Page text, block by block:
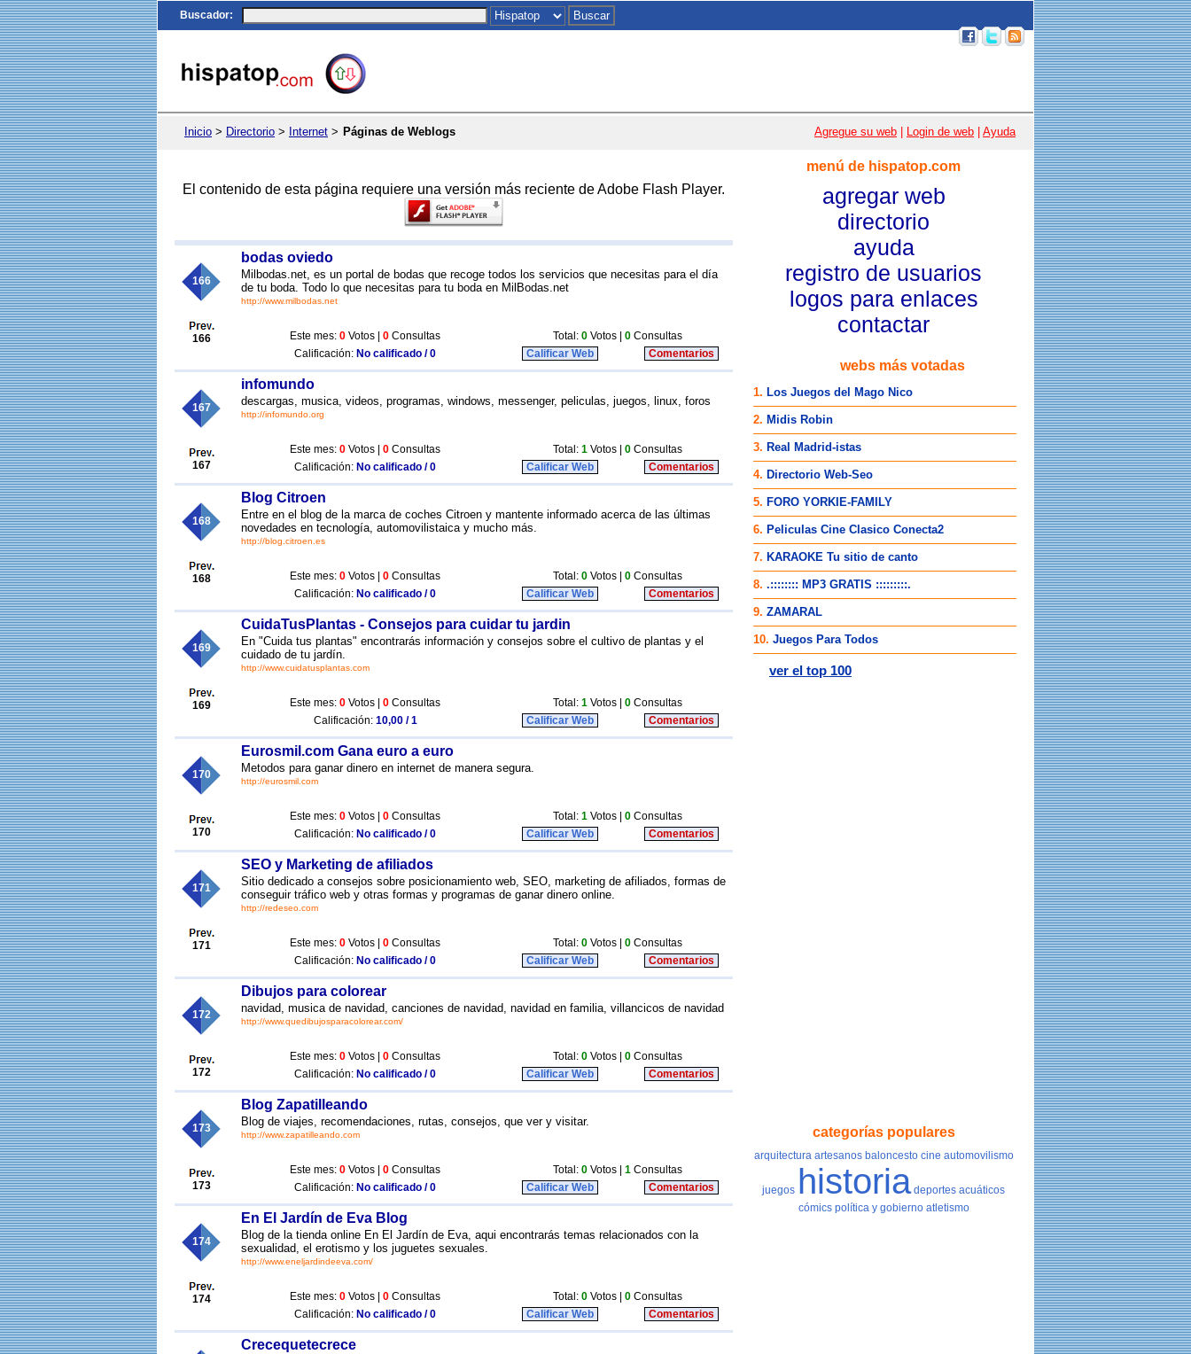
Buscador:
Inicio > Directorio > Internet > Páginas de Weblogs Agregue su web Login de web Ayuda
El contenido de esta página requiere una versión más reciente de Adobe Flash Player.
166
166
bodas oviedo
Milbodas.net, es un portal de bodas que recoge todos los servicios que necesitas para el día
de tu boda. Todo lo que necesitas para tu boda en MilBodas.net
http://www.milbodas.net
Este mes: 0 Votos | 0 Consultas Total: 0 Votos | 0 Consultas
Calificación: No calificado / 0 Calificar Web Comentarios
167
167
infomundo
descargas, musica, videos, programas, windows, messenger, peliculas, juegos, linux, foros
http://infomundo.org
Este mes: 0 Votos | 0 Consultas Total: 1 Votos | 0 Consultas
Calificación: No calificado / 0 Calificar Web Comentarios
168
168
Blog Citroen
Entre en el blog de la marca de coches Citroen y mantente informado acerca de las últimas
novedades en tecnología, automovilistaica y mucho más.
http://blog.citroen.es
Este mes: 0 Votos | 0 Consultas Total: 0 Votos | 0 Consultas
Calificación: No calificado / 0 Calificar Web Comentarios
169
169
CuidaTusPlantas - Consejos para cuidar tu jardin
En "Cuida tus plantas" encontrarás información y consejos sobre el cultivo de plantas y el
cuidado de tu jardín.
http://www.cuidatusplantas.com
Este mes: 0 Votos | 0 Consultas Total: 1 Votos | 0 Consultas
Calificación: 10,00 / 1 Calificar Web Comentarios
170
170
Eurosmil.com Gana euro a euro
Metodos para ganar dinero en internet de manera segura.
http://eurosmil.com
Este mes: 0 Votos | 0 Consultas Total: 1 Votos | 0 Consultas
Calificación: No calificado / 0 Calificar Web Comentarios
171
171
SEO y Marketing de afiliados
Sitio dedicado a consejos sobre posicionamiento web, SEO, marketing de afiliados, formas de
conseguir tráfico web y otras formas y programas de ganar dinero online.
http://redeseo.com
Este mes: 0 Votos | 0 Consultas Total: 0 Votos | 0 Consultas
Calificación: No calificado / 0 Calificar Web Comentarios
172
172
Dibujos para colorear
navidad, musica de navidad, canciones de navidad, navidad en familia, villancicos de navidad
http://www.quedibujosparacolorear.com/
Este mes: 0 Votos | 0 Consultas Total: 0 Votos | 0 Consultas
Calificación: No calificado / 0 Calificar Web Comentarios
173
173
Blog Zapatilleando
Blog de viajes, recomendaciones, rutas, consejos, que ver y visitar.
http://www.zapatilleando.com
Este mes: 0 Votos | 0 Consultas Total: 0 Votos | 1 Consultas
Calificación: No calificado / 0 Calificar Web Comentarios
174
174
En El Jardín de Eva Blog
Blog de la tienda online En El Jardín de Eva, aqui encontrarás temas relacionados con la
sexualidad, el erotismo y los juguetes sexuales.
http://www.eneljardindeeva.com/
Este mes: 0 Votos | 0 Consultas Total: 0 Votos | 0 Consultas
Calificación: No calificado / 0 Calificar Web Comentarios
Crecequetecrece